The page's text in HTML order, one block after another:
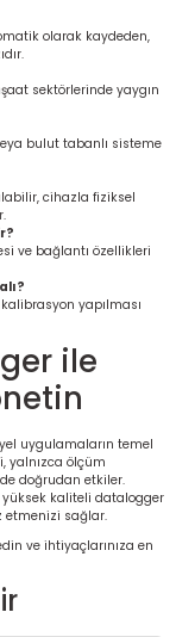
olarak kaydeden,
sektörlerinde yaygın
bulut tabanlı sisteme
cihazla fiziksel
ve bağlantı özellikleri
yapılması
ile
uygulamaların temel
yalnızca ölçüm
doğrudan etkiler.
yüksek kaliteli datalogger
etmenizi sağlar.
ve ihtiyaçlarınıza en